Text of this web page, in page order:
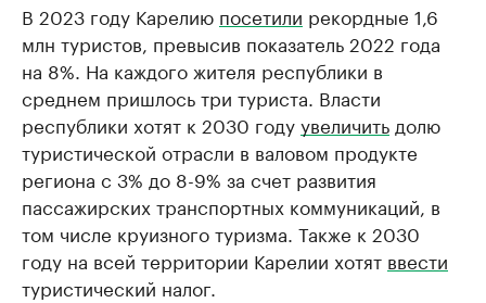
В 2023 году Карелию посетили рекордные 1,6
млн туристов, превысив показатель 2022 года
на 8%. На каждого жителя республики в
среднем пришлось три туриста. Власти
республики хотят к 2030 годуувеличить долю
туристической отрасли в валовом продукте
региона с 3% до 8-9% за счет развития
пассажирских транспортных коммуникаций, в
том числе круизного туризма. Также к 2030
году на всей территории Карелии хотят ввести
туристический налог.